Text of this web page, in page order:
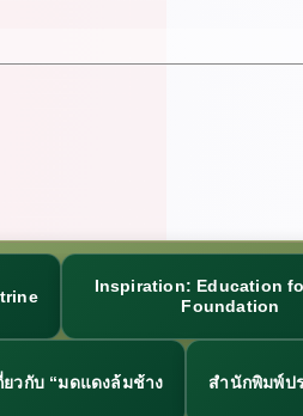
Inspiration: Education
Foundation
ยวกับ “มดแดงล้มช้าง สำนักพิมพ์ป